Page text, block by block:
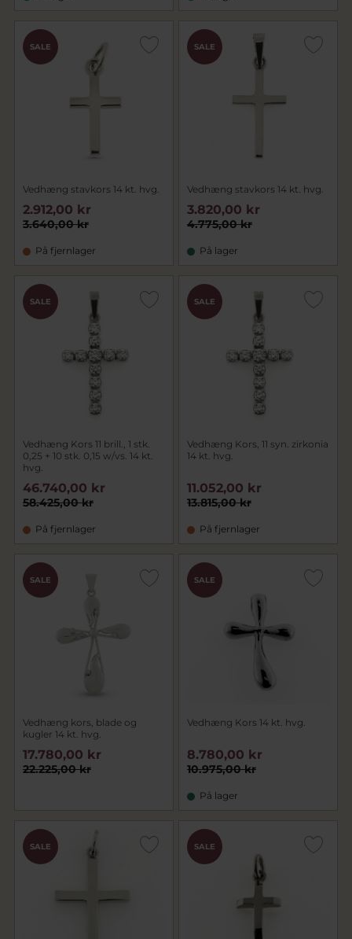
SALE
Vedhæng stavkors 14 kt. hvg.
3.640,00 kr
2.912,00 kr
På fjernlager
SALE
Vedhæng stavkors 14 kt. hvg.
4.775,00 kr
3.820,00 kr
På lager
SALE
Vedhæng Kors 11 brill., 1 stk.
0,25 + 10 stk. 0,15 w/vs. 14 kt.
hvg.
58.425,00 kr
46.740,00 kr
På fjernlager
SALE
Vedhæng Kors, 11 syn. zirkonia
14 kt. hvg.
13.815,00 kr
11.052,00 kr
På fjernlager
SALE
Vedhæng kors, blade og
kugler 14 kt. hvg.
22.225,00 kr
17.780,00 kr
SALE
Vedhæng Kors 14 kt. hvg.
10.975,00 kr
8.780,00 kr
På lager
SALE SALE